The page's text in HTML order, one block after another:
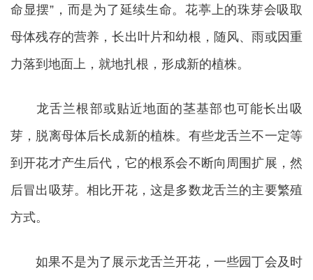
命显摆”，而是为了延续生命。花葶上的珠芽会吸取
母体残存的营养，长出叶片和幼根，随风、雨或因重
力落到地面上，就地扎根，形成新的植株。
龙舌兰根部或贴近地面的茎基部也可能长出吸
芽，脱离母体后长成新的植株。有些龙舌兰不一定等
到开花才产生后代，它的根系会不断向周围扩展，然
后冒出吸芽。相比开花，这是多数龙舌兰的主要繁殖
方式。
如果不是为了展示龙舌兰开花，一些园丁会及时